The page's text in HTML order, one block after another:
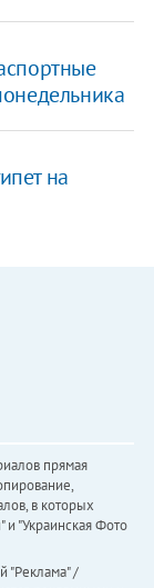
на
прямая
в которых
и "Украинская Фото
"Реклама" /